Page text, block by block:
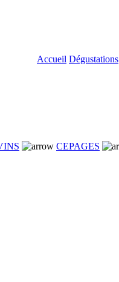
Accueil Dégustations
CEPAGES